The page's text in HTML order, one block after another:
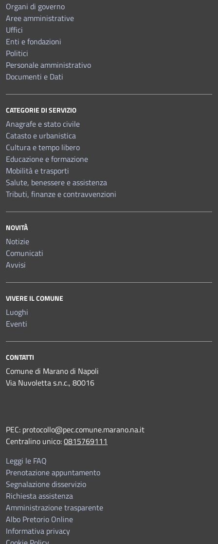
Organi di governo
Aree amministrative
Uffici
Enti e fondazioni
Politici
Personale amministrativo
Documenti e Dati
CATEGORIE DI SERVIZIO
Anagrafe e stato civile
Catasto e urbanistica
Cultura e tempo libero
Educazione e formazione
Mobilità e trasporti
Salute, benessere e assistenza
Tributi, finanze e contravvenzioni
NOVITÀ
Notizie
Comunicati
Avvisi
VIVERE IL COMUNE
Luoghi
Eventi
CONTATTI
Comune di Marano di Napoli
Via Nuvoletta s.n.c., 80016
PEC: protocollo@pec.comune.marano.na.it
Centralino unico:0815769111
Leggi le FAQ
Prenotazione appuntamento
Segnalazione disservizio
Richiesta assistenza
Amministrazione trasparente
Albo Pretorio Online
Informativa privacy